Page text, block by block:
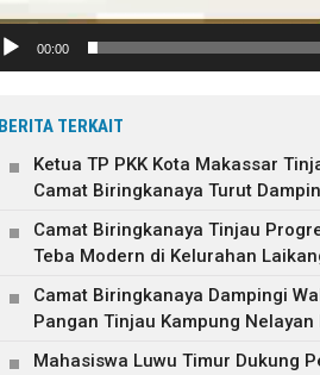
00:00
BERITA TERKAIT
Ketua TP PKK Kota Makassar
Camat Biringkanaya Turut
Camat Biringkanaya Tinjau
Teba Modern di Kelurahan
Camat Biringkanaya Dampingi
Pangan Tinjau Kampung
Mahasiswa Luwu Timur Dukung